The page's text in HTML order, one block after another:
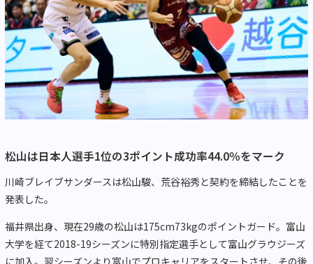
松山は日本人選手1位の3ポイント成功率44.0％をマーク
川崎ブレイブサンダースは松山駿、荒谷裕秀と契約を締結したことを
発表した。
福井県出身、現在29歳の松山は175cm73kgのポイントガード。富山
大学を経て2018-19シーズンに特別指定選手として富山グラウジーズ
に加入。翌シーズンより富山でプロキャリアをスタートさせ、その後